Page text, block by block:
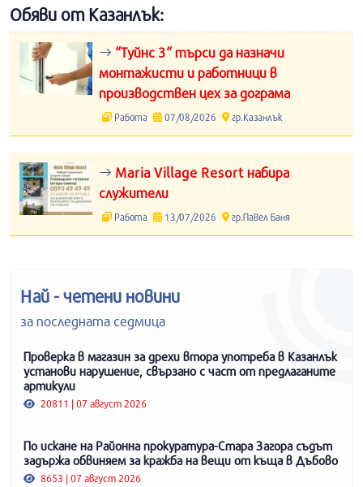
Обяви от Казанлък:
“Туйнс 3“ търси да назначи
монтажисти и работници в
производствен цех за дограма
Работа 07/08/2026 гр.Казанлък
Maria Village Resort набира
служители
Работа 13/07/2026 гр.Павел Баня
Най - четени новини
за последната седмица
Проверка в магазин за дрехи втора употреба в Казанлък
установи нарушение, свързано с част от предлаганите
артикули
20811 | 07 август 2026
По искане на Районна прокуратура-Стара Загора съдът
задържа обвиняем за кражба на вещи от къща в Дъбово
8653 | 07 август 2026